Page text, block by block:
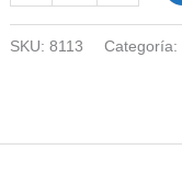
SKU: 8113 Categoría: